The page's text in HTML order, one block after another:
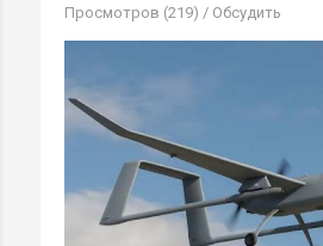
Просмотров (219) / Обсудить